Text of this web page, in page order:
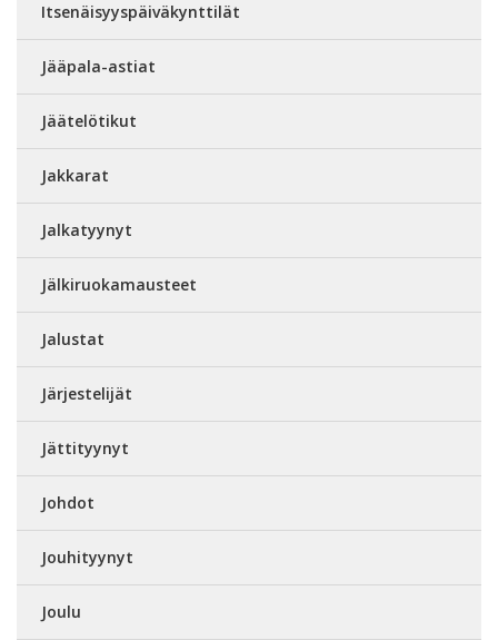
Itsenäisyyspäiväkynttilät
Jääpala-astiat
Jäätelötikut
Jakkarat
Jalkatyynyt
Jälkiruokamausteet
Jalustat
Järjestelijät
Jättityynyt
Johdot
Jouhityynyt
Joulu